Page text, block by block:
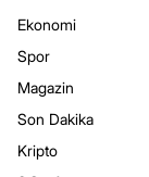
Ekonomi
Spor
Magazin
Son Dakika
Kripto